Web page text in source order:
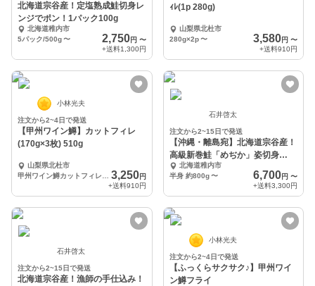
北海道宗谷産！定塩熟成鮭切身レ
ンジでポン！1パック100g
北海道稚内市
5パック/500g〜 2,750円 〜
+送料1,300円
ｨﾚ(1p 280g)
山梨県北杜市
280g×2p 〜 3,580円 〜
+送料910円
小林光夫
注文から2~4日で発送
【甲州ワイン鱒】カットフィレ
(170g×3枚) 510g
山梨県北杜市
3,250円
+送料910円
石井啓太
注文から2~15日で発送
【沖縄・離島宛】北海道宗谷産！
高級新巻鮭「めぢか」姿切身
800g/1.6kg
北海道稚内市
半身 約800g 〜 6,700円 〜
+送料3,300円
石井啓太
注文から2~15日で発送
北海道宗谷産！漁師の手仕込み！
小林光夫
注文から2~4日で発送
【ふっくらサクサク♪】甲州ワイ
ン鱒フライ